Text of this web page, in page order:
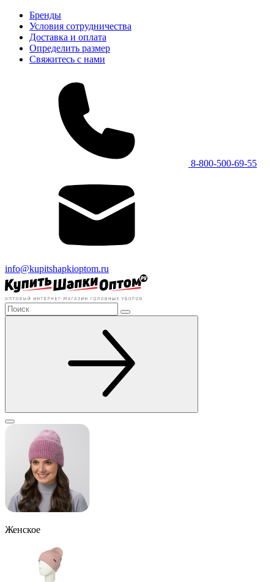
Бренды
Условия сотрудничества
Доставка и оплата
Определить размер
Свяжитесь с нами
8-800-500-69-55
info@kupitshapkioptom.ru
Женское